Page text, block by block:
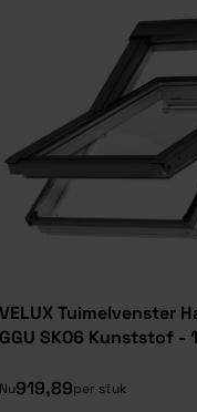
VELUX Tuimelvenster
GGU SK06 Kunststof -
Nu919,89per stuk